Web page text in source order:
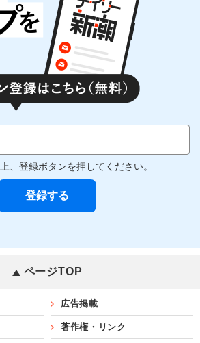
、登録ボタンを押してください。
ページTOP
広告掲載
著作権・リンク